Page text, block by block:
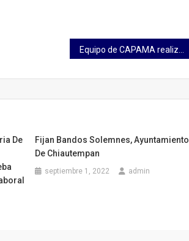
Equipo de CAPAMA realiza reparación de fugas en distintas zonas de Apizaco
De
Fijan Bandos Solemnes, Ayuntamiento
De Chiautempan
septiembre 1, 2022 admin